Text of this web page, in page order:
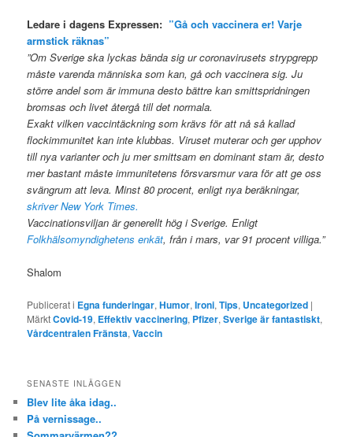
Ledare i dagens Expressen: ”Gå och vaccinera er! Varje
armstick räknas”
”Om Sverige ska lyckas bända sig ur coronavirusets strypgrepp
måste varenda människa som kan, gå och vaccinera sig. Ju
större andel som är immuna desto bättre kan smittspridningen
bromsas och livet återgå till det normala.
Exakt vilken vaccintäckning som krävs för att nå så kallad
flockimmunitet kan inte klubbas. Viruset muterar och ger upphov
till nya varianter och ju mer smittsam en dominant stam är, desto
mer bastant måste immunitetens försvarsmur vara för att ge oss
svängrum att leva. Minst 80 procent, enligt nya beräkningar,
skriver New York Times.
Vaccinationsviljan är generellt hög i Sverige. Enligt
Folkhälsomyndighetens enkät, från i mars, var 91 procent villiga.”
Shalom
Publicerat i Egna funderingar,Humor,Ironi,Tips, Uncategorized |
MärktCovid-19, Effektiv vaccinering, Pfizer,Sverige är fantastiskt,
Vårdcentralen Fränsta,Vaccin
SENASTE INLÄGGEN
Blev lite åka idag..
På vernissage..